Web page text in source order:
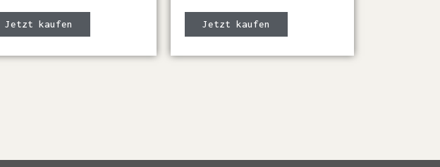
Jetzt kaufen Jetzt kaufen